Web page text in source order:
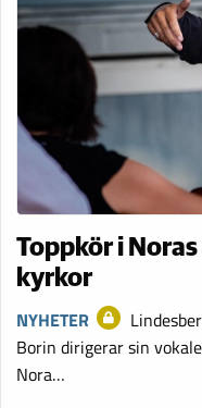
Toppkör i
kyrkor
NYHETER
Borin dirigerar sin
Nora…